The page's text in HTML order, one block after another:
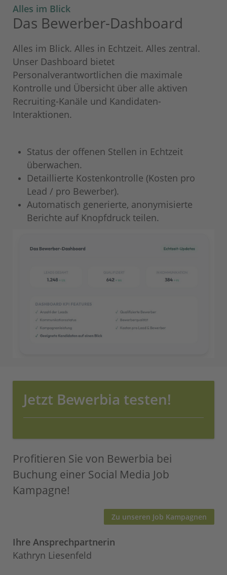
Alles im Blick
Das Bewerber-Dashboard
Alles im Blick. Alles in Echtzeit. Alles zentral.
Unser Dashboard bietet
Personalverantwortlichen die maximale
Kontrolle und Übersicht über alle aktiven
Recruiting-Kanäle und Kandidaten-
Interaktionen.
Status der offenen Stellen in Echtzeit
überwachen.
Detaillierte Kostenkontrolle (Kosten pro
Lead / pro Bewerber).
Automatisch generierte, anonymisierte
Berichte auf Knopfdruck teilen.
Jetzt Bewerbia testen!
Profitieren Sie von Bewerbia bei
Buchung einer Social Media Job
Kampagne!
Zu unseren Job Kampagnen
Ihre Ansprechpartnerin
Kathryn Liesenfeld